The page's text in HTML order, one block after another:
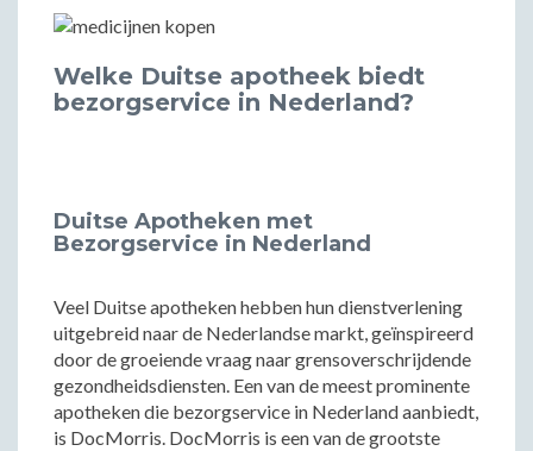
Welke Duitse apotheek biedt
bezorgservice in Nederland?
Duitse Apotheken met
Bezorgservice in Nederland
Veel Duitse apotheken hebben hun dienstverlening
uitgebreid naar de Nederlandse markt, geïnspireerd
door de groeiende vraag naar grensoverschrijdende
gezondheidsdiensten. Een van de meest prominente
apotheken die bezorgservice in Nederland aanbiedt,
is DocMorris. DocMorris is een van de grootste